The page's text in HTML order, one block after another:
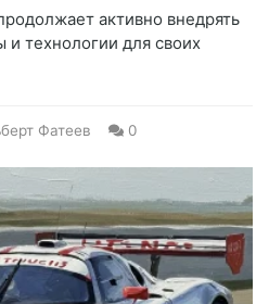
активно внедрять
технологии для своих
Фатеев 0